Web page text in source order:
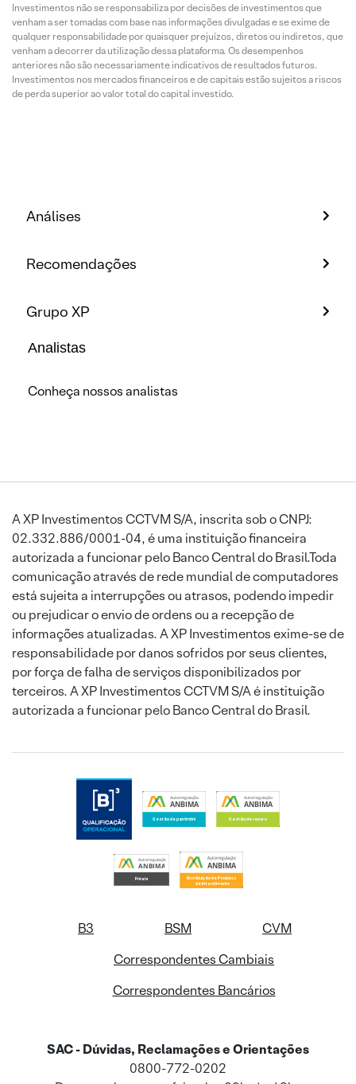
Investimentos não se responsabiliza por decisões de investimentos que
venham a ser tomadas com base nas informações divulgadas e se exime de
qualquer responsabilidade por quaisquer prejuízos, diretos ou indiretos, que
venham a decorrer da utilização dessa plataforma. Os desempenhos
anteriores não são necessariamente indicativos de resultados futuros.
Investimentos nos mercados financeiros e de capitais estão sujeitos a riscos
de perda superior ao valor total do capital investido.
Análises
Recomendações
Grupo XP
Analistas
Conheça nossos analistas
A XP Investimentos CCTVM S/A, inscrita sob o CNPJ:
02.332.886/0001-04, é uma instituição financeira
autorizada a funcionar pelo Banco Central do Brasil.Toda
comunicação através de rede mundial de computadores
está sujeita a interrupções ou atrasos, podendo impedir
ou prejudicar o envio de ordens ou a recepção de
informações atualizadas. A XP Investimentos exime-se de
responsabilidade por danos sofridos por seus clientes,
por força de falha de serviços disponibilizados por
terceiros. A XP Investimentos CCTVM S/A é instituição
autorizada a funcionar pelo Banco Central do Brasil.
B3 BSM
CVM
Correspondentes Cambiais
Correspondentes Bancários
SAC - Dúvidas, Reclamações e Orientações
0800-772-0202